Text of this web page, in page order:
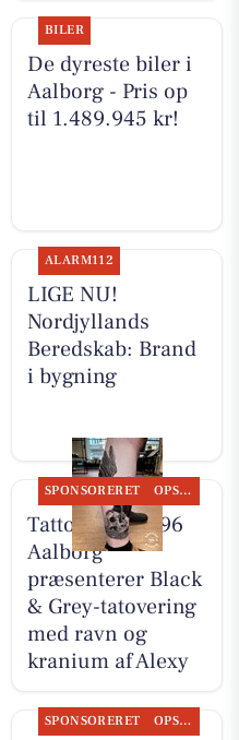
BILER
De dyreste biler i
Aalborg - Pris op
til 1.489.945 kr!
ALARM112
LIGE NU!
Nordjyllands
Beredskab: Brand
i bygning
SPONSORERET OPSLAGSTAVLEN
Tattoo Studio 96
Aalborg
præsenterer Black
& Grey-tatovering
med ravn og
kranium af Alexy
SPONSORERET OPSLAGSTAVLEN